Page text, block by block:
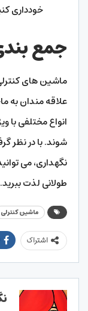
خودداری
جمع
ماشین های
علاقه مندان به
انواع مختلفی با
شوند. با در نظر
نگهداری، می
طولانی لذت ببرید.
ماشین کنترلی
اشتراک